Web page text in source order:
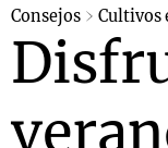
Consejos Cultivos